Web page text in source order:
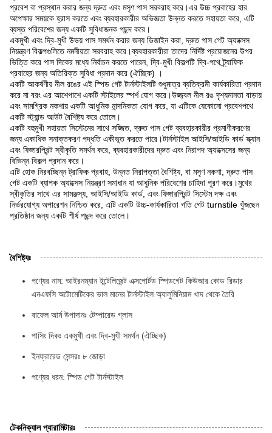
প্রবেশ বা প্রস্থান করার জন্য দ্রুত এবং মসৃণ পাস সরবরাহ করে।এর উচ্চ প্রবাহের হার
অপেক্ষার সময়কে হ্রাস করতে এবং ব্যবহারকারীর অভিজ্ঞতা উন্নত করতে সহায়তা করে, এটি
ব্যস্ত পরিবেশের জন্য একটি সুবিধাজনক পছন্দ করে।
একমুখী এবং দ্বি-মুখী উভয় পাস সমর্থন করার জন্য ডিজাইন করা, দ্রুত পাস গেট অ্যাক্সেস
নিয়ন্ত্রণ বিকল্পগুলিতে নমনীয়তা সরবরাহ করে।ব্যবহারকারীরা তাদের নির্দিষ্ট প্রয়োজনের উপর
ভিত্তি করে পাস দিকের মধ্যে নির্বাচন করতে পারেন, দ্বি-মুখী বিকল্পটি দ্বি-পথে ট্র্যাফিক
প্রবাহের জন্য অতিরিক্ত সুবিধা প্রদান করে (ঐচ্ছিক) ।
একটি আকর্ষণীয় নীল রঙের এই স্পিড গেট টার্নস্টাইলটি শুধুমাত্র ব্যতিক্রমী কার্যকারিতা প্রদান
করে না বরং এর আশেপাশে একটি স্টাইলের স্পর্শ যোগ করে।উজ্জ্বল নীল রঙ দৃশ্যমানতা বাড়ায়
এবং সামগ্রিক নকশায় একটি আধুনিক নান্দনিকতা যোগ করে, যা এটিকে যেকোনো প্রবেশপথে
একটি স্ট্যান্ড আউট বৈশিষ্ট্য করে তোলে।
একটি বহুমুখী সহায়তা সিস্টেমের সাথে সজ্জিত, দ্রুত পাস গেট ব্যবহারকারীর প্রমাণীকরণের
জন্য একাধিক সনাক্তকরণ পদ্ধতি একীভূত করতে পারে।টার্নস্টাইল আইসি/আইডি কার্ড স্ক্যান
এবং ফিঙ্গারপ্রিন্ট স্বীকৃতি সমর্থন করে, ব্যবহারকারীদের দ্রুত এবং নিরাপদ অ্যাক্সেসের জন্য
বিভিন্ন বিকল্প প্রদান করে।
এটি হোক নিরবচ্ছিন্ন ট্রাফিক প্রবাহ, উন্নত নিরাপত্তা বৈশিষ্ট্য, বা মসৃণ নকশা, দ্রুত পাস
গেট একটি ব্যাপক অ্যাক্সেস নিয়ন্ত্রণ সমাধান যা আধুনিক পরিবেশের চাহিদা পূরণ করে।মুখের
স্বীকৃতির সাথে এর সামঞ্জস্য, আইসি/আইডি কার্ড, এবং ফিঙ্গারপ্রিন্ট সিস্টেম দক্ষ এবং
নির্ভরযোগ্য অপারেশন নিশ্চিত করে, এটি একটি উচ্চ-কার্যকারিতা গতি গেট turnstile খুঁজছেন
প্রতিষ্ঠান জন্য একটি শীর্ষ পছন্দ করে তোলে।
বৈশিষ্ট্যঃ
পণ্যের নাম: আইরনম্যান ইন্টেলিজেন্ট এক্সপোর্টড স্পিডগেট কিউআর কোড রিডার
এনএফসি অটোমেটিকের ভাল মানের টার্নস্টাইল অ্যালুমিনিয়াম খাদ থেকে তৈরি
বাফেল আর্ম উপাদানঃ টেম্পারেড গ্লাস
পাসিং দিকঃ একমুখী এবং দ্বি-মুখী সমর্থন (ঐচ্ছিক)
ইনফ্রারেড সেন্সরঃ ৮ জোড়া
পণ্যের ধরন: স্পিড গেট টার্নস্টাইল
টেকনিক্যাল প্যারামিটারঃ